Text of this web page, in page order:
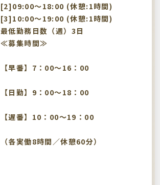
[2]09:00〜18:00 (休憩:1時間)
[3]10:00〜19:00 (休憩:1時間)
最低勤務日数（週）3日
≪募集時間≫
【早番】7：00～16：00
【日勤】9：00～18：00
【遅番】10：00～19：00
（各実働8時間／休憩60分）